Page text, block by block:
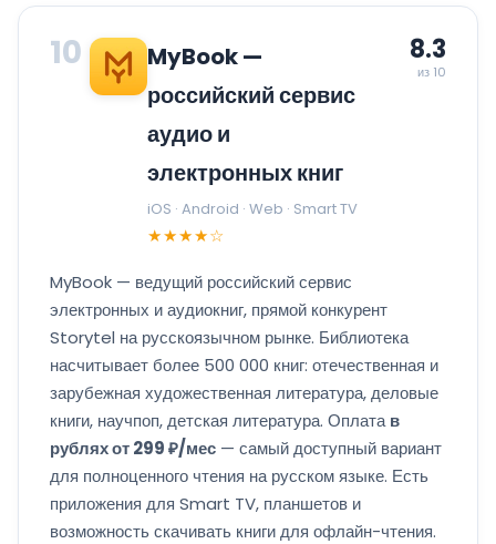
10
MyBook —
российский сервис
аудио и
электронных книг
iOS · Android · Web · Smart TV
★★★★☆
8.3
из 10
MyBook — ведущий российский сервис
электронных и аудиокниг, прямой конкурент
Storytel на русскоязычном рынке. Библиотека
насчитывает более 500 000 книг: отечественная и
зарубежная художественная литература, деловые
книги, научпоп, детская литература. Оплатав
рублях от 299 ₽/мес — самый доступный вариант
для полноценного чтения на русском языке. Есть
приложения для Smart TV, планшетов и
возможность скачивать книги для офлайн-чтения.